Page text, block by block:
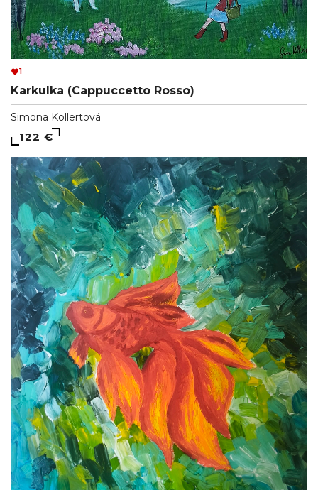
1
Karkulka (Cappuccetto Rosso)
Simona Kollertová
122 €